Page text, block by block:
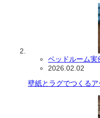
ベッドルーム実
2026.02.02
壁紙とラグでつくる